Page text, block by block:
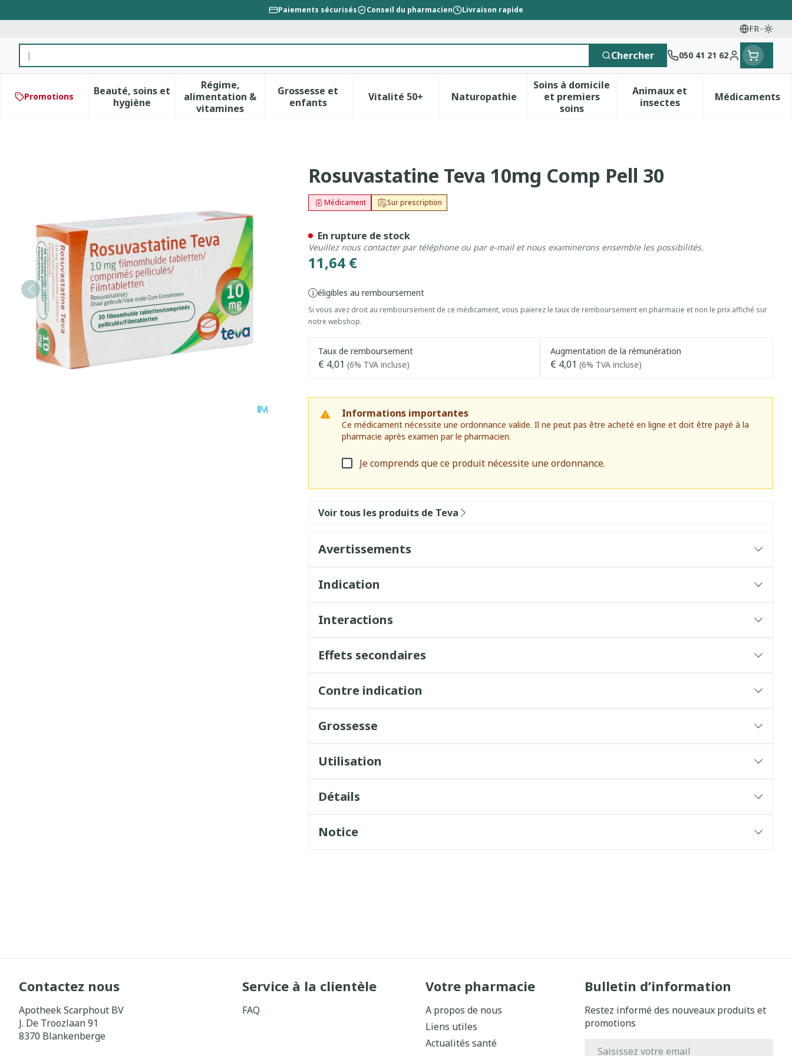
Paiements sécurisés Conseil du pharmacien Livraison rapide
FR
Langues
Rechercher
Chercher 050 41 21 62
Menu client
Promotions
Beauté, soins et
hygièneAfficher le sous-menu pour la catégorie Beauté, soins et hygiène
Régime,
alimentation &
vitamines
Afficher le sous-menu pour la catégorie Régime, alimentation & vitamines
Grossesse et
enfants
Afficher le sous-menu pour la catégorie Grossesse et enfants
Vitalité 50+Afficher le sous-menu pour la catégorie Vitalité 50+
NaturopathieAfficher le sous-menu pour la catégorie Naturopathie
Soins à domicile
et premiers
soins
Afficher le sous-menu pour la catégorie
Animaux et
insectesAfficher le sous-menu
Médicaments
Afficher
Rosuvastatine Teva 10mg Comp Pell 30Rosuvastatine Teva 10mg Comp Pell 30
Sur prescription
Médicament
11,64 €
éligibles au remboursement
Si vous avez droit au remboursement de ce médicament, vous paierez le taux de remboursement en pharmacie et non le prix affiché sur
notre webshop.
Taux de remboursement
€ 4,01 (6% TVA incluse)
Augmentation de la rémunération
€ 4,01 (6% TVA incluse)
Informations importantes
Ce médicament nécessite une ordonnance valide. Il ne peut pas être acheté en ligne et doit être payé à la
pharmacie après examen par le pharmacien.
Je comprends que ce produit nécessite une ordonnance.
En rupture de stock
Veuillez nous contacter par téléphone ou par e-mail et nous examinerons ensemble les possibilités.
Voir tous les produits de Teva
Avertissements
Indication
Interactions
Effets secondaires
Contre indication
Grossesse
Utilisation
Détails
Notice
Contactez nous
Apotheek Scarphout BV
J. De Troozlaan 91
8370 Blankenberge
Service à la clientèle
FAQ
Votre pharmacie
A propos de nous
Liens utiles
Actualités santé
Bulletin d’information
Restez informé des nouveaux produits et
promotions